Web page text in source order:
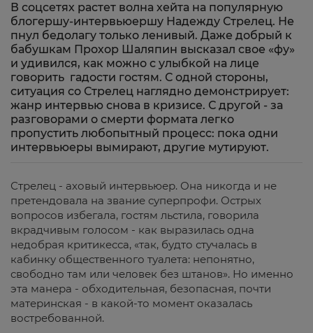
В соцсетях растет волна хейта на популярную
блогершу-интервьюершу Надежду Стрелец. Не
пнул бедолагу только ленивый. Даже добрый к
бабушкам Прохор Шаляпин высказал свое «фу»
и удивился, как можно с улыбкой на лице
говорить гадости гостям. С одной стороны,
ситуация со Стрелец наглядно демонстрирует:
жанр интервью снова в кризисе. С другой - за
разговорами о смерти формата легко
пропустить любопытный процесс: пока одни
интервьюеры вымирают, другие мутируют.
Стрелец - аховый интервьюер. Она никогда и не
претендовала на звание суперпрофи. Острых
вопросов избегала, гостям льстила, говорила
вкрадчивым голосом - как выразилась одна
недобрая критикесса, «так, будто стучалась в
кабинку общественного туалета: непонятно,
свободно там или человек без штанов». Но именно
эта манера - обходительная, безопасная, почти
материнская - в какой-то момент оказалась
востребованной.